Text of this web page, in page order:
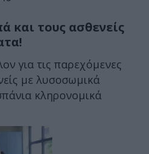
και τους ασθενείς
για τις παρεχόμενες
με λυσοσωμικά
κληρονομικά